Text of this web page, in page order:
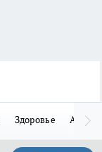
Здоровье Авто